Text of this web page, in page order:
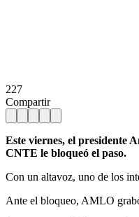
227
Compartir
Este viernes, el presidente
CNTE le bloqueó el paso.
​​​​​​​Con un altavoz, uno de los
Ante el bloqueo, AMLO